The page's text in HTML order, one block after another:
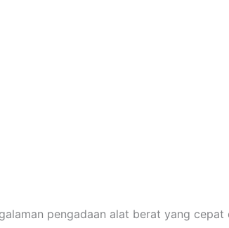
pengadaan alat berat yang cepat